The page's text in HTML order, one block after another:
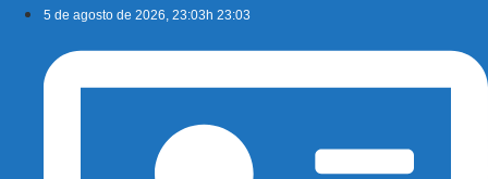
conteúdo
5 de agosto de 2026, 23:03h 23:03